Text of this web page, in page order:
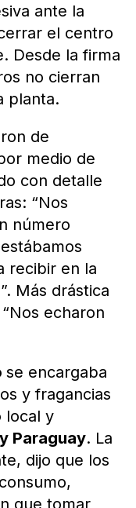
ante la
el centro
Desde la firma
no cierran
planta.
de
medio de
con detalle
“Nos
número
recibir en la
Más drástica
echaron
se encargaba
y fragancias
local y
Paraguay. La
dijo que los
que tomar